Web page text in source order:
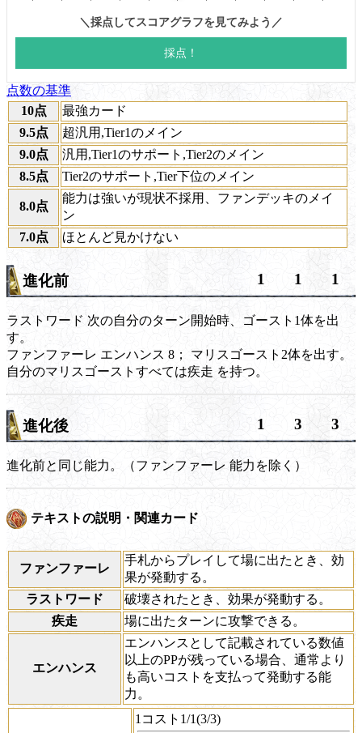
点数の基準
10点
最強カード
9.5点
超汎用,Tier1のメイン
9.0点
汎用,Tier1のサポート,Tier2のメイン
8.5点
Tier2のサポート,Tier下位のメイン
8.0点
能力は強いが現状不採用、ファンデッキのメイ
ン
7.0点
ほとんど見かけない
進化前 1 1 1
ラストワード 次の自分のターン開始時、ゴースト1体を出
す。
ファンファーレ エンハンス 8；
マリスゴースト2体を出す。
自分のマリスゴーストすべては疾走 を持つ。
進化後 1 3 3
進化前と同じ能力。（ファンファーレ 能力を除く）
テキストの説明・関連カード
ファンファーレ
手札からプレイして場に出たとき、効
果が発動する。
ラストワード
破壊されたとき、効果が発動する。
疾走
場に出たターンに攻撃できる。
エンハンス
エンハンスとして記載されている数値
以上のPPが残っている場合、通常より
も高いコストを支払って発動する能
力。
1コスト1/1(3/3)